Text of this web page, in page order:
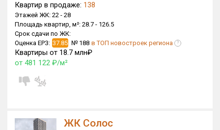
Квартир в продаже: 138
Этажей ЖК: 22 - 28
Площадь квартир, м²: 28.7 - 126.5
Срок сдачи по ЖК:
Оценка ЕРЗ: 37.85 № 188 в ТОП новостроек региона ?
Квартиры от 18.7 млн₽
от 481 122 ₽/м²
ЖК Солос